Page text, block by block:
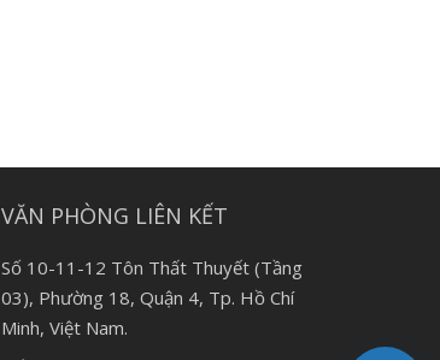
VĂN PHÒNG LIÊN KẾT
Số 10-11-12 Tôn Thất Thuyết (Tầng
03), Phường 18, Quận 4, Tp. Hồ Chí
Minh, Việt Nam.